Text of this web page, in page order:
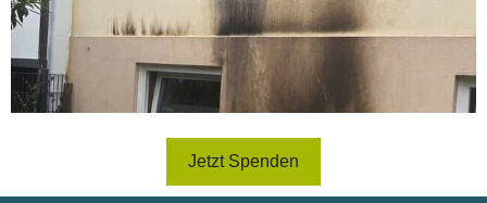
Jetzt Spenden